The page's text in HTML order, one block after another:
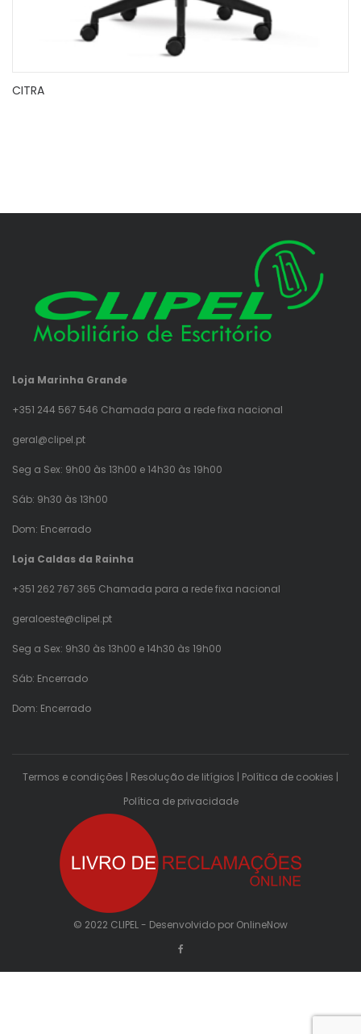
CITRA
Loja Marinha Grande
+351 244 567 546 Chamada para a rede fixa nacional
geral@clipel.pt
Seg a Sex: 9h00 às 13h00 e 14h30 às 19h00
Sáb: 9h30 às 13h00
Dom: Encerrado
Loja Caldas da Rainha
+351 262 767 365 Chamada para a rede fixa nacional
geraloeste@clipel.pt
Seg a Sex: 9h30 às 13h00 e 14h30 às 19h00
Sáb: Encerrado
Dom: Encerrado
Termos e condições | Resolução de litígios | Política de cookies |
Política de privacidade
© 2022 CLIPEL - Desenvolvido por OnlineNow